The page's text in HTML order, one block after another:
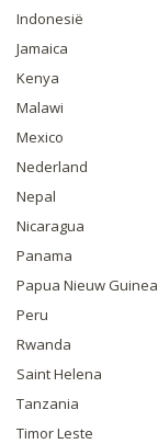
Indonesië
Jamaica
Kenya
Malawi
Mexico
Nederland
Nepal
Nicaragua
Panama
Papua Nieuw Guinea
Peru
Rwanda
Saint Helena
Tanzania
Timor Leste